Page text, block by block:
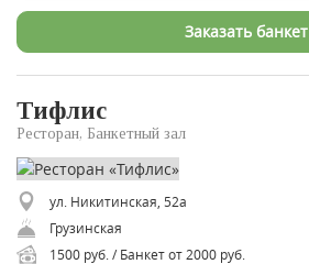
Заказать банкет
Тифлис
Ресторан, Банкетный зал
ул. Никитинская, 52а
Грузинская
1500 руб. / Банкет от 2000 руб.